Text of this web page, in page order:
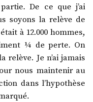
De ce que j’ai
soyons la relève de
à 12.000 hommes,
¼ de perte. On
relève. Je n’ai jamais
nous maintenir au
dans l’hypothèse